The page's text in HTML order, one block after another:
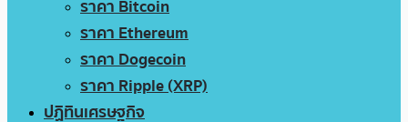
ราคา Bitcoin
ราคา Ethereum
ราคา Dogecoin
ราคา Ripple (XRP)
ปฏิทินเศรษฐกิจ